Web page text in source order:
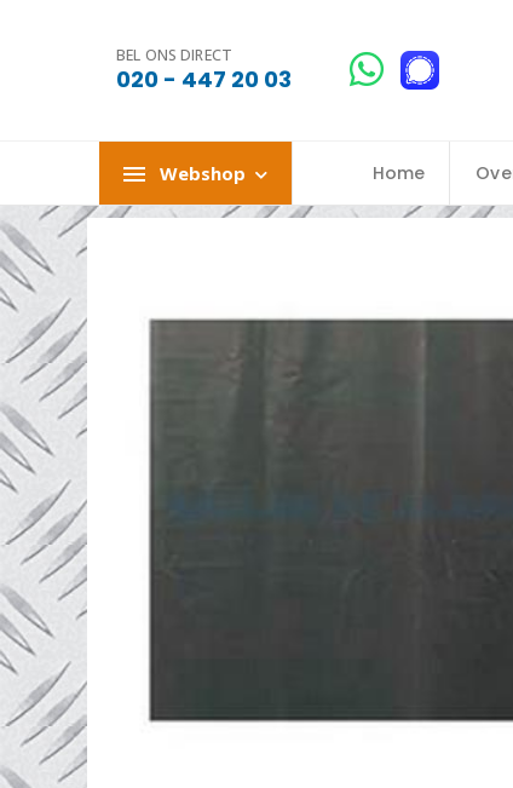
BEL ONS DIRECT
020 - 447 20 03
Webshop Home